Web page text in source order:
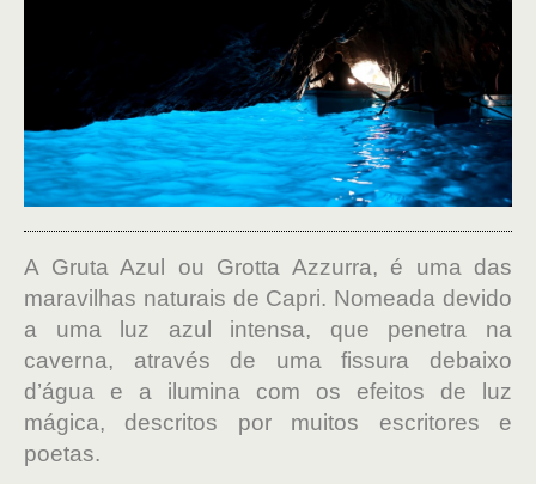
A Gruta Azul ou Grotta Azzurra, é uma das
maravilhas naturais de Capri. Nomeada devido
a uma luz azul intensa, que penetra na
caverna, através de uma fissura debaixo
d’água e a ilumina com os efeitos de luz
mágica, descritos por muitos escritores e
poetas.